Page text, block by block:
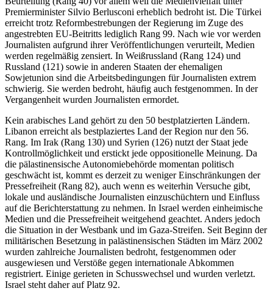
Premierminister Silvio Berlusconi erheblich bedroht ist. Die Türkei
erreicht trotz Reformbestrebungen der Regierung im Zuge des
angestrebten EU-Beitritts lediglich Rang 99. Nach wie vor werden
Journalisten aufgrund ihrer Veröffentlichungen verurteilt, Medien
werden regelmäßig zensiert. In Weißrussland (Rang 124) und
Russland (121) sowie in anderen Staaten der ehemaligen
Sowjetunion sind die Arbeitsbedingungen für Journalisten extrem
schwierig. Sie werden bedroht, häufig auch festgenommen. In der
Vergangenheit wurden Journalisten ermordet.
Kein arabisches Land gehört zu den 50 bestplatzierten Ländern.
Libanon erreicht als bestplaziertes Land der Region nur den 56.
Rang. Im Irak (Rang 130) und Syrien (126) nutzt der Staat jede
Kontrollmöglichkeit und erstickt jede oppositionelle Meinung. Da
die pälastinensische Autonomiebehörde momentan politisch
geschwächt ist, kommt es derzeit zu weniger Einschränkungen der
Pressefreiheit (Rang 82), auch wenn es weiterhin Versuche gibt,
lokale und ausländische Journalisten einzuschüchtern und Einfluss
auf die Berichterstattung zu nehmen. In Israel werden einheimische
Medien und die Pressefreiheit weitgehend geachtet. Anders jedoch
die Situation in der Westbank und im Gaza-Streifen. Seit Beginn der
militärischen Besetzung in palästinensischen Städten im März 2002
wurden zahlreiche Journalisten bedroht, festgenommen oder
ausgewiesen und Verstöße gegen internationale Abkommen
registriert. Einige gerieten in Schusswechsel und wurden verletzt.
Israel steht daher auf Platz 92.